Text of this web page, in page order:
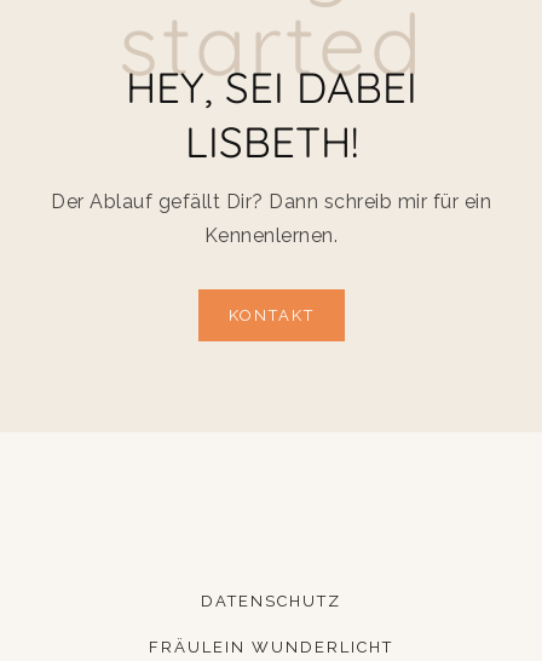
started
HEY, SEI DABEI
LISBETH!
Der Ablauf gefällt Dir? Dann schreib mir für ein
Kennenlernen.
KONTAKT
DATENSCHUTZ
FRÄULEIN WUNDERLICHT